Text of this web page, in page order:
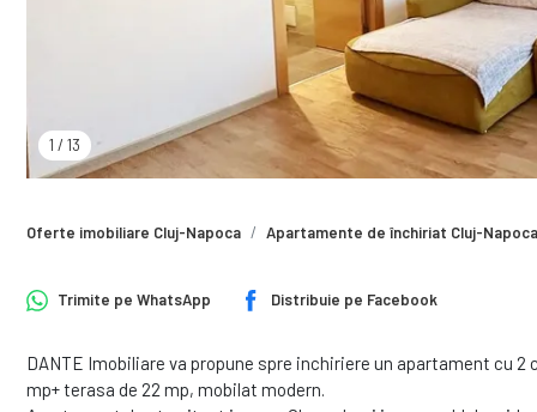
1 / 13
Oferte imobiliare Cluj-Napoca Apartamente de închiriat Cluj-Napoca
Trimite pe WhatsApp Distribuie pe Facebook
DANTE Imobiliare va propune spre inchiriere un apartament cu
mp+ terasa de 22 mp, mobilat modern.